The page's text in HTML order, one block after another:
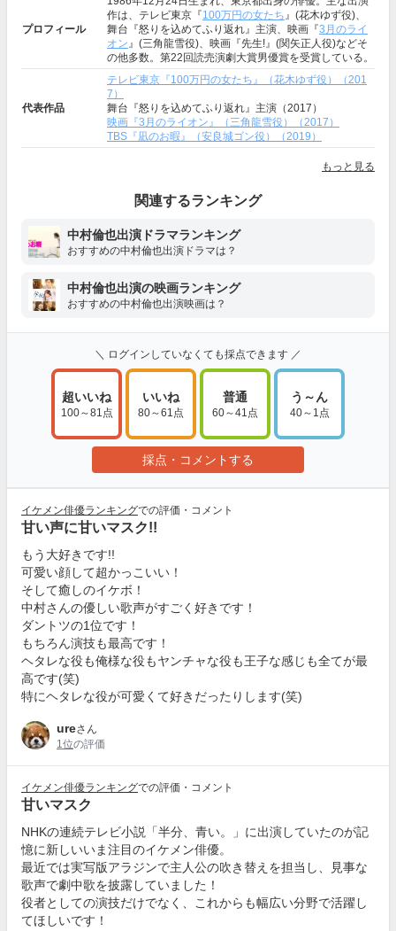
プロフィール
作は、テレビ東京『100万円の女たち』(花木ゆず役)、
舞台『怒りを込めてふり返れ』主演、映画『3月のライ
オン』(三角龍雪役)、映画『先生!』(関矢正人役)などそ
の他多数。第22回読売演劇大賞男優賞を受賞している。
代表作品
テレビ東京『100万円の女たち』（花木ゆず役）（201
7）
舞台『怒りを込めてふり返れ』主演（2017）
映画『3月のライオン』（三角龍雪役）（2017）
TBS『凪のお暇』（安良城ゴン役）（2019）
もっと見る
関連するランキング
中村倫也出演ドラマランキング
おすすめの中村倫也出演ドラマは？
中村倫也出演の映画ランキング
おすすめの中村倫也出演映画は？
＼ ログインしていなくても採点できます ／
超いいね
100～81点
いいね
80～61点
普通
60～41点
う～ん
40～1点
採点・コメントする
イケメン俳優ランキングでの評価・コメント
甘い声に甘いマスク!!
もう大好きです!!
可愛い顔して超かっこいい！
そして癒しのイケボ！
中村さんの優しい歌声がすごく好きです！
ダントツの1位です！
もちろん演技も最高です！
ヘタレな役も俺様な役もヤンチャな役も王子な感じも全てが最
高です(笑)
特にヘタレな役が可愛くて好きだったりします(笑)
ureさん
1位の評価
イケメン俳優ランキングでの評価・コメント
甘いマスク
NHKの連続テレビ小説「半分、青い。」に出演していたのが記
憶に新しいいま注目のイケメン俳優。
最近では実写版アラジンで主人公の吹き替えを担当し、見事な
歌声で劇中歌を披露していました！
役者としての演技だけでなく、これからも幅広い分野で活躍し
てほしいです！